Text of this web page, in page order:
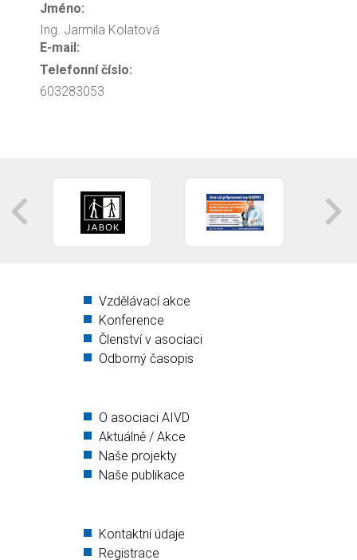
Jméno:
Ing. Jarmila Kolatová
E-mail:
Telefonní číslo:
603283053
Vzdělávací akce
Konference
Členství v asociaci
Odborný časopis
O asociaci AIVD
Aktuálně / Akce
Naše projekty
Naše publikace
Kontaktní údaje
Registrace